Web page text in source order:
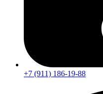
+7 (911) 186-19-88